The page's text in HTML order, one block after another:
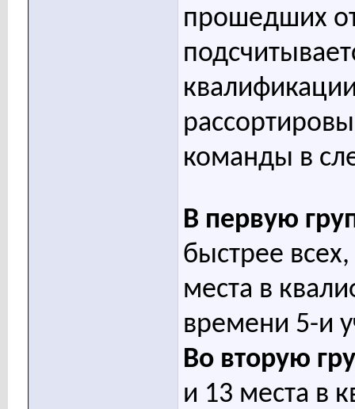
прошедших
команды в
В первую
быстрее
места в
времени 5-и
Во вторую
и 13 места в